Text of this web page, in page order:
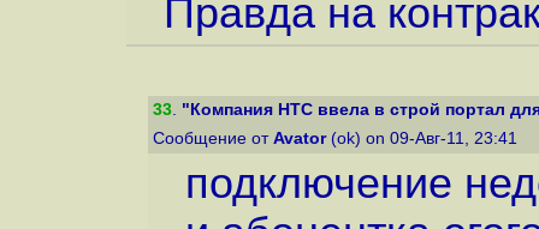
Правда на
33. "Компания HTC ввела в строй портал
Сообщение от Avator(ok) on 09-Авг-11, 23:41
подключение